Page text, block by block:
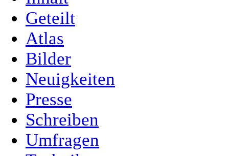
Geteilt
Atlas
Bilder
Neuigkeiten
Presse
Schreiben
Umfragen